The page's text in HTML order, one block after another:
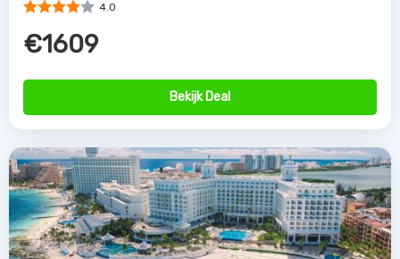
4.0
€1609
Bekijk Deal